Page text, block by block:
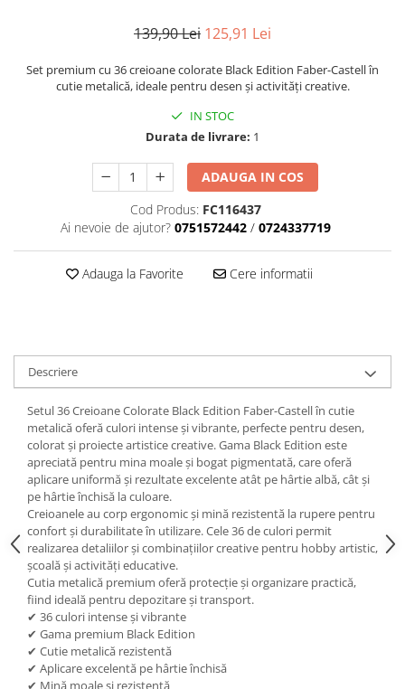
Blocnotesuri
Blocuri de desen
Caiete Geografie
Caiete Muzică
Caiete Studențești
Caiete Tip I
Calculatoare
Brush Pen-uri
Carioci
Creioane cerate
Creioane colorate
Creioane mecanice
Linere
Markere
Mine pentru creioane mecanice
Pixuri
Rezerve stilouri
Rollere
Stilouri
139,90 Lei 125,91 Lei
Set premium cu 36 creioane colorate Black Edition Faber-Castell în
cutie metalică, ideale pentru desen și activități creative.
IN STOC
Durata de livrare: 1
ADAUGA IN COS
Cod Produs: FC116437
Ai nevoie de ajutor? 0751572442 / 0724337719
Adauga la Favorite Cere informatii
Descriere
Setul 36 Creioane Colorate Black Edition Faber-Castell în cutie
metalică oferă culori intense și vibrante, perfecte pentru desen,
colorat și proiecte artistice creative. Gama Black Edition este
apreciată pentru mina moale și bogat pigmentată, care oferă
aplicare uniformă și rezultate excelente atât pe hârtie albă, cât și
pe hârtie închisă la culoare.
Creioanele au corp ergonomic și mină rezistentă la rupere pentru
confort și durabilitate în utilizare. Cele 36 de culori permit
realizarea detaliilor și combinațiilor creative pentru hobby artistic,
școală și activități educative.
Cutia metalică premium oferă protecție și organizare practică,
fiind ideală pentru depozitare și transport.
✔ 36 culori intense și vibrante
✔ Gama premium Black Edition
✔ Cutie metalică rezistentă
✔ Aplicare excelentă pe hârtie închisă
✔ Mină moale și rezistentă